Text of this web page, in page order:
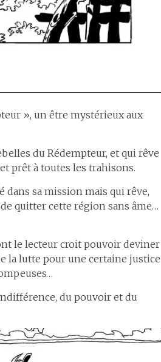
», un être mystérieux aux
du Rédempteur, et qui rêve
prêt à toutes les trahisons.
dans sa mission mais qui rêve,
quitter cette région sans âme…
le lecteur croit pouvoir deviner
la lutte pour une certaine justice
du pouvoir et du